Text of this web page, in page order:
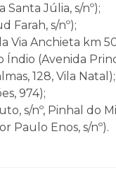
Santa Júlia, s/nº);
Farah, s/nº);
Via Anchieta km
Índio (Avenida
128, Vila Natal);
974);
s/nº, Pinhal do
Paulo Enos, s/nº).